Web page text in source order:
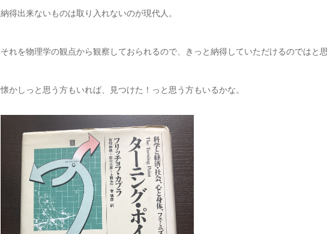
納得出来ないものは取り入れないのが現代人。
それを物理学の観点から観察しておられるので、きっと納得していただけるのではと
懐かしっと思う方もいれば、見つけた！っと思う方もいるかな。